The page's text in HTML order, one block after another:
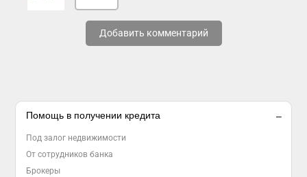
Добавить комментарий
Помощь в получении кредита
Под залог недвижимости
От сотрудников банка
Брокеры